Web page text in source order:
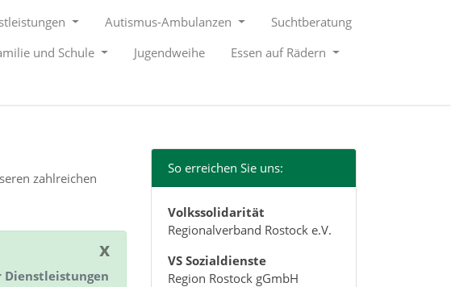
Autismus-Ambulanzen
Suchtberatung
und Schule Jugendweihe
Essen auf Rädern
zahlreichen
x
Dienstleistungen
So erreichen Sie uns:
Volkssolidarität
Regionalverband Rostock e.V.
VS Sozialdienste
Region Rostock gGmbH